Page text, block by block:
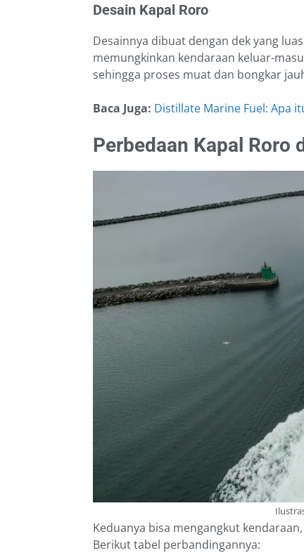
Desain Kapal Roro
Desainnya dibuat dengan dek yang
memungkinkan kendaraan keluar-
sehingga proses muat dan bongkar
Baca Juga: Distillate Marine Fuel: Apa
Perbedaan Kapal Roro
Keduanya bisa mengangkut
Berikut tabel perbandingannya: